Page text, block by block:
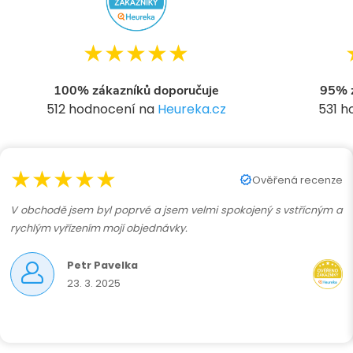
í
★★★★★
100% zákazníků doporučuje
512 hodnocení na Heureka.cz
95%
531
★★★★★ Ověřená recenze
V obchodě jsem byl poprvé a jsem velmi spokojený s vstřícným a
rychlým vyřízením mojí objednávky.
Petr Pavelka
23. 3. 2025